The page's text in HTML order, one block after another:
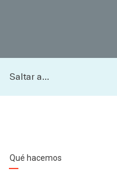
Saltar a...
Qué hacemos